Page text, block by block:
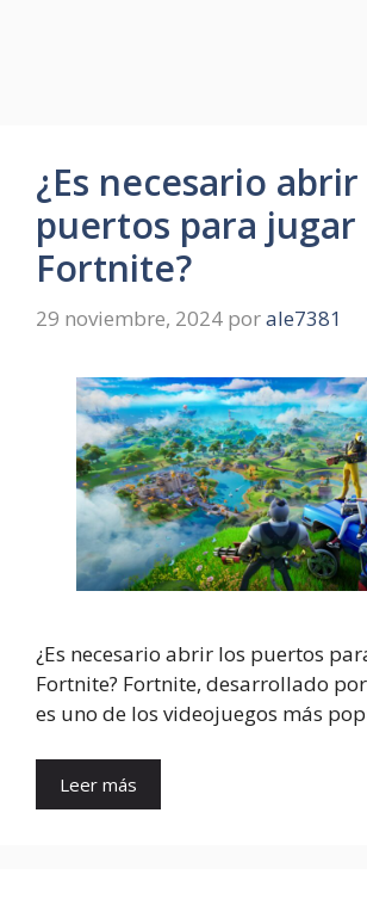
¿Es necesario
puertos para jugar
Fortnite?
29 noviembre, 2024 porale7381
¿Es necesario abrir los puertos
Fortnite? Fortnite, desarrollado
es uno de los videojuegos más
Leer más